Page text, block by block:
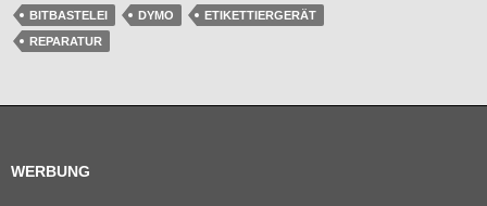
BITBASTELEI DYMO
ETIKETTIERGERÄT
REPARATUR
WERBUNG